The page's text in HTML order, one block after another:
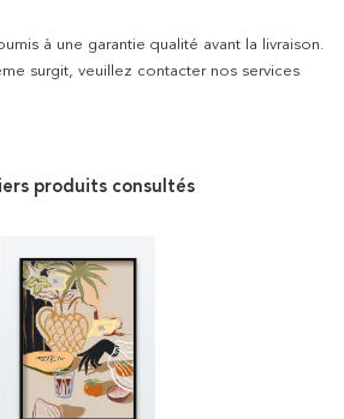
à une garantie qualité avant la livraison.
surgit, veuillez contacter nos services
produits consultés